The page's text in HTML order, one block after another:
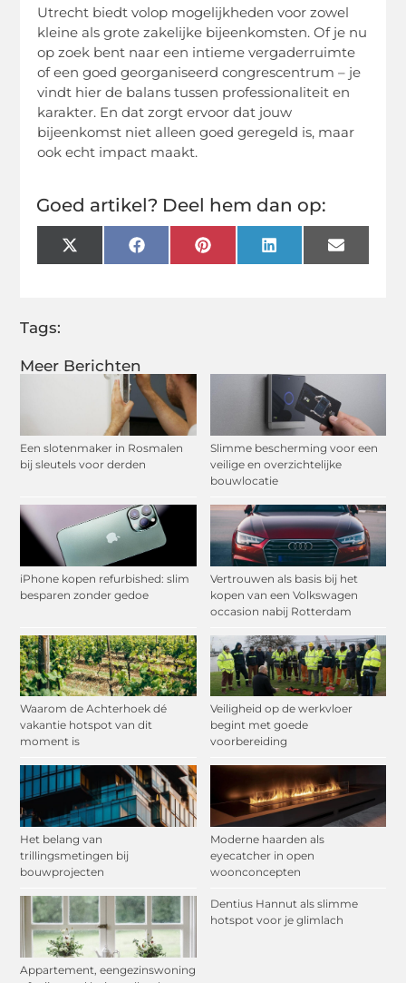
Meer Berichten
Een slotenmaker in Rosmalen
bij sleutels voor derden
Slimme bescherming voor een
veilige en overzichtelijke
bouwlocatie
iPhone kopen refurbished: slim
besparen zonder gedoe
Vertrouwen als basis bij het
kopen van een Volkswagen
occasion nabij Rotterdam
Waarom de Achterhoek dé
vakantie hotspot van dit
moment is
Veiligheid op de werkvloer
begint met goede
voorbereiding
Het belang van
trillingsmetingen bij
bouwprojecten
Moderne haarden als
eyecatcher in open
woonconcepten
Appartement, eengezinswoning
Dentius Hannut als slimme
hotspot voor je glimlach
Utrecht biedt volop mogelijkheden voor zowel
kleine als grote zakelijke bijeenkomsten. Of je nu
op zoek bent naar een intieme vergaderruimte
of een goed georganiseerd congrescentrum – je
vindt hier de balans tussen professionaliteit en
karakter. En dat zorgt ervoor dat jouw
bijeenkomst niet alleen goed geregeld is, maar
ook echt impact maakt.
Goed artikel? Deel hem dan op:
X
(Twitter)
FacebookPinterestLinkedInEmail
Tags: